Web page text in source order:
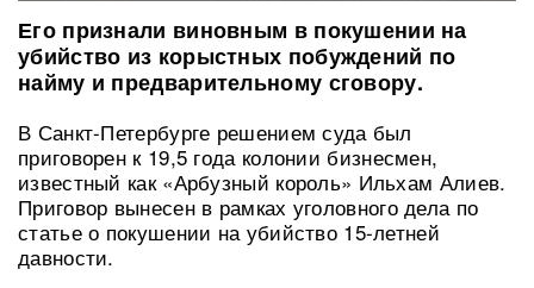
Его признали виновным в покушении на
убийство из корыстных побуждений по
найму и предварительному сговору.
В Санкт-Петербурге решением суда был
приговорен к 19,5 года колонии бизнесмен,
известный как «Арбузный король» Ильхам Алиев.
Приговор вынесен в рамках уголовного дела по
статье о покушении на убийство 15-летней
давности.